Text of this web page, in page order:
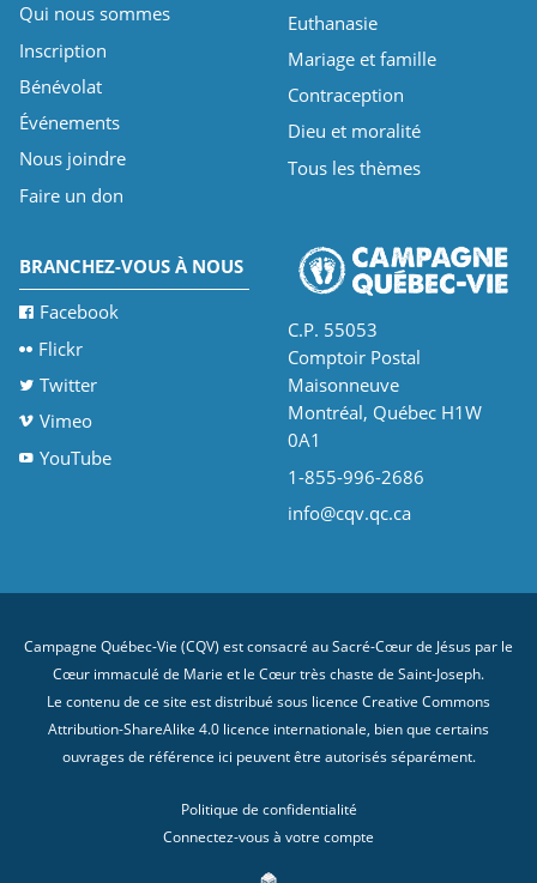
Qui nous sommes
Inscription
Bénévolat
Événements
Nous joindre
Faire un don
Euthanasie
Mariage et famille
Contraception
Dieu et moralité
Tous les thèmes
BRANCHEZ-VOUS À NOUS
Facebook
Flickr
Twitter
Vimeo
YouTube
C.P. 55053
Comptoir Postal
Maisonneuve
Montréal, Québec H1W
0A1
1-855-996-2686
info@cqv.qc.ca
Campagne Québec-Vie (CQV) est consacré au Sacré-Cœur de Jésus par le
Cœur immaculé de Marie et le Cœur très chaste de Saint-Joseph.
Le contenu de ce site est distribué sous licence Creative Commons
Attribution-ShareAlike 4.0 licence internationale, bien que certains
ouvrages de référence ici peuvent être autorisés séparément.
Politique de confidentialité
Connectez-vous à votre compte